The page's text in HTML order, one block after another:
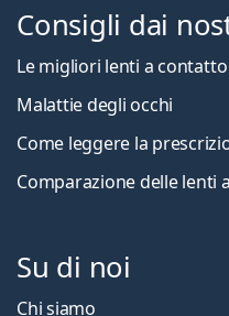
Consigli dai
Le migliori lenti a contatto
Malattie degli occhi
Come leggere la
Comparazione delle lenti
Su di noi
Chi siamo